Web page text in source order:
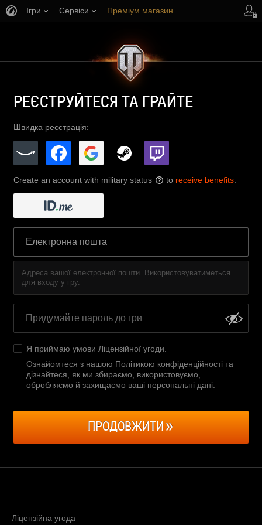
Ігри Сервіси Преміум магазин
РЕЄСТРУЙТЕСЯ ТА ГРАЙТЕ
Швидка реєстрація:
Create an account with military status ? to receive benefits:
Адреса вашої електронної пошти. Використовуватиметься
для входу у гру.
Я приймаю умови Ліцензійної угоди
Ознайомтеся з нашою Політикою конфіденційності та
дізнайтеся, як ми збираємо, використовуємо,
обробляємо й захищаємо ваші персональні дані
ПРОДОВЖИТИ
Ліцензійна угода